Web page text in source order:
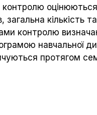
контролю
загальна кількість
контролю
навчальної
протягом